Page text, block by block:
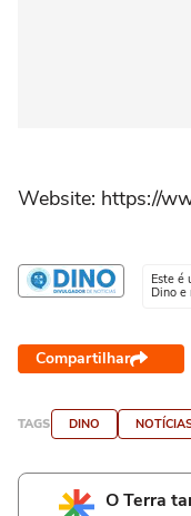
Website: https://
Este é
Dino e
Compartilhar
TAGS DINO
O Terra